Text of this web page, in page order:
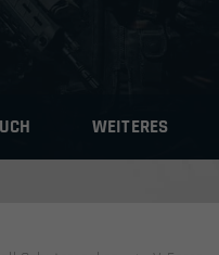
WEITERES